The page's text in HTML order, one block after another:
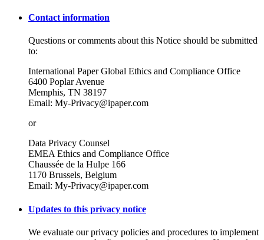
Contact information
Questions or comments about this Notice should be submitted
to:
International Paper Global Ethics and Compliance Office
6400 Poplar Avenue
Memphis, TN 38197
Email: My-Privacy@ipaper.com
or
Data Privacy Counsel
EMEA Ethics and Compliance Office
Chaussée de la Hulpe 166
1170 Brussels, Belgium
Email: My-Privacy@ipaper.com
Updates to this privacy notice
We evaluate our privacy policies and procedures to implement